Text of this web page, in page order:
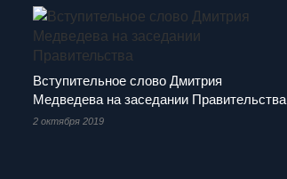
Вступительное слово Дмитрия
Медведева на заседании Правительства
2 октября 2019